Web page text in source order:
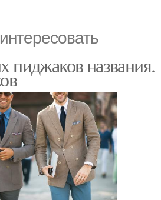
пиджаков названия.